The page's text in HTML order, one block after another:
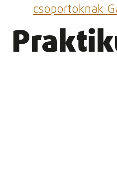
csoportoknak